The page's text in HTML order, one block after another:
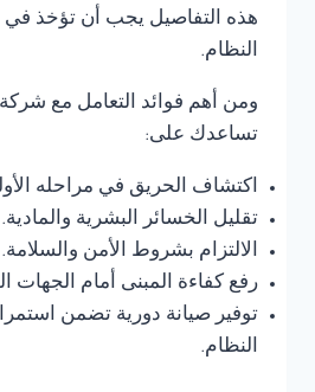
هذه التفاصيل يجب أن تؤخذ في
النظام.
ومن أهم فوائد التعامل مع
تساعدك على:
اكتشاف الحريق في مراحله
تقليل الخسائر البشرية والمادية.
الالتزام بشروط الأمن والسلامة.
رفع كفاءة المبنى أمام الجهات
توفير صيانة دورية تضمن
النظام.